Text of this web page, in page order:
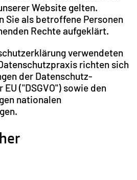
Website gelten.
Sie als betroffene Personen
Rechte aufgeklärt.
verwendeten
richten sich
der Datenschutz-
("DSGVO") sowie den
nationalen